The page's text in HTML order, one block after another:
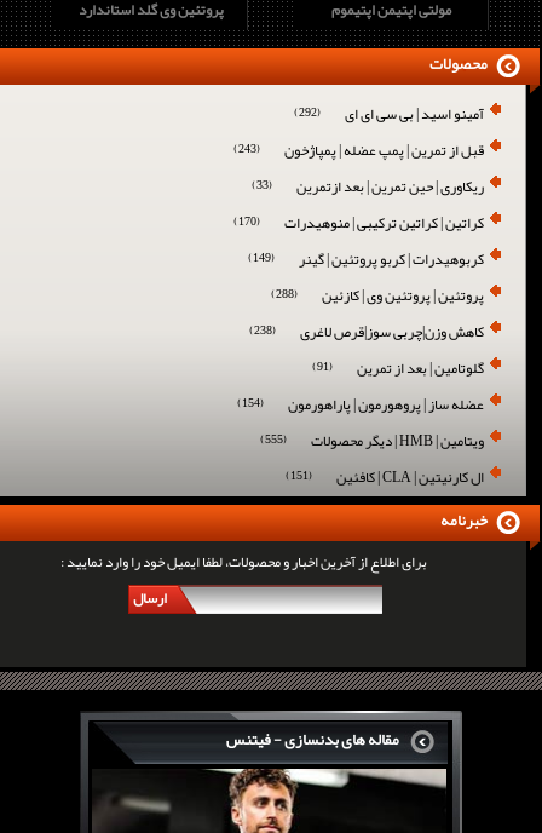
پروتئین مولتی اپتیمن اپتیموم وی اچ دی جدید
آمینو اسید | بی سی ای ای (292)
قبل از تمرین | پمپ عضله | پمپاژخون (243)
ریکاوری | حین تمرین | بعد ازتمرین (33)
کراتین | کراتین ترکیبی | منوهیدرات (170)
کربوهیدرات | کربو پروتئین | گینر (149)
پروتئین | پروتئین وی | کازئین (288)
کاهش وزن|چربی سوز|قرص لاغری (238)
گلوتامین | بعد از تمرین (91)
عضله ساز | پروهورمون | پاراهورمون (154)
ویتامین | HMB | دیگر محصولات (555)
ال کارنیتین | CLA | کافئین (151)
محصولات
برای اطلاع از آخرین اخبار و محصولات، لطفا ایمیل خود را وارد نمایید :
ارسال
خبرنامه
مقاله های بدنسازی - فیتنس